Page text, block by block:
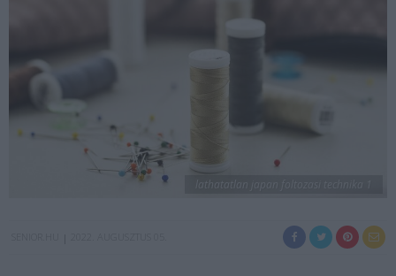
lathatatlan japan foltozasi technika 1